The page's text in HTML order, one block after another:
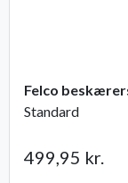
Standard
499,95 kr.